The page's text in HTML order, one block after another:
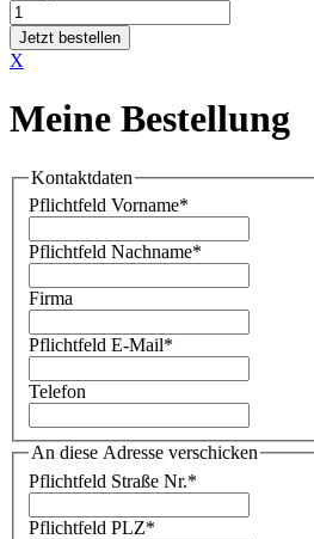
Jetzt bestellen
X
Meine Bestellung
Kontaktdaten
Pflichtfeld Vorname*
Pflichtfeld Nachname*
Firma
Pflichtfeld E-Mail*
Telefon
An diese Adresse verschicken
Pflichtfeld Straße Nr.*
Pflichtfeld PLZ*